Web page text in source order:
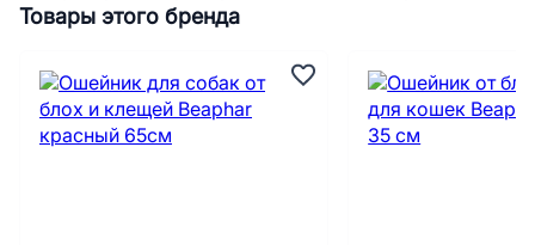
Товары этого бренда